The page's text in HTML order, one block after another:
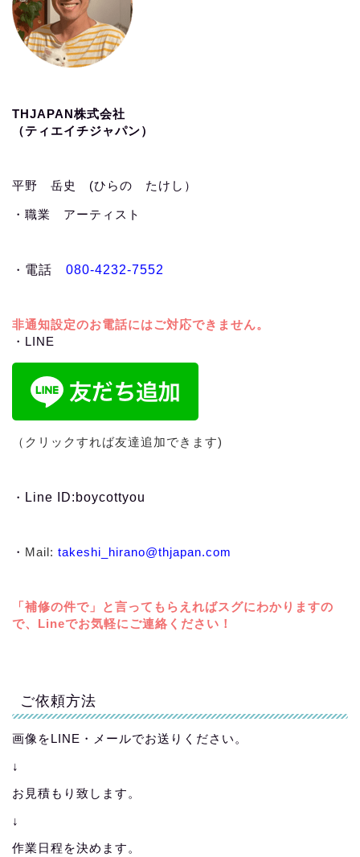
THJAPAN株式会社
（ティエイチジャパン）
平野 岳史 (ひらの たけし）
・職業 アーティスト
・ 電話 080-4232-7552
非通知設定のお電話にはご対応できません。
・LINE
（クリックすれば友達追加できます)
・ Line ID:boycottyou
・ Mail: takeshi_hirano@thjapan.com
「補修の件で」と言ってもらえればスグにわかりますの
で、Lineでお気軽にご連絡ください！
ご依頼方法
画像をLINE・メールでお送りください。
↓
お見積もり致します。
↓
作業日程を決めます。